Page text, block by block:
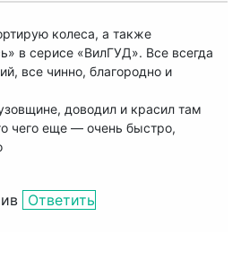
колеса, а также
в серисе «ВилГУД». Все всегда
все чинно, благородно и
доводил и красил там
чего еще — очень быстро,
Ответить